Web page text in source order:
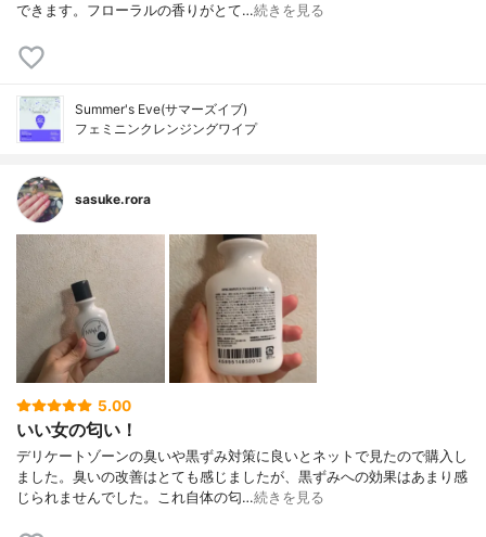
できます。フローラルの香りがとて…続きを見る
Summer's Eve(サマーズイブ)
フェミニンクレンジングワイプ
sasuke.rora
5.00
いい女の匂い！
デリケートゾーンの臭いや黒ずみ対策に良いとネットで見たので購入し
ました。臭いの改善はとても感じましたが、黒ずみへの効果はあまり感
じられませんでした。これ自体の匂…続きを見る